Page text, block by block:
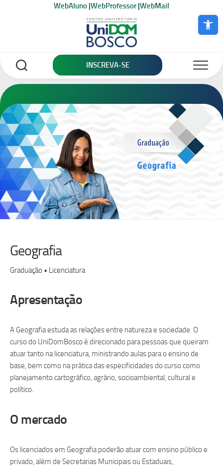
Abrir a
WebAluno |WebProfessor |WebMail
INSCREVA-SE
Geografia
Graduação • Licenciatura
Apresentação
A Geografia estuda as relações entre natureza e sociedade. O
curso do UniDomBosco é direcionado para pessoas que queiram
atuar tanto na licenciatura, ministrando aulas para o ensino de
base, bem como na prática das especificidades do curso como
planejamento cartográfico, agrário, socioambiental, cultural e
político.
O mercado
Os licenciados em Geografia poderão atuar com ensino público e
privado, além de Secretarias Municipais ou Estaduais,